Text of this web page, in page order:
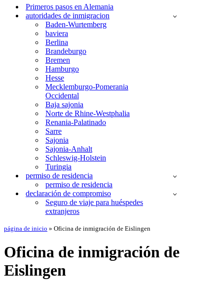
navegaciónPrimeros pasos en Alemania
autoridades de inmigracion
Baden-Wurtemberg
baviera
Berlina
Brandeburgo
Bremen
Hamburgo
Hesse
Mecklemburgo-Pomerania
Occidental
Baja sajonia
Norte de Rhine-Westphalia
Renania-Palatinado
Sarre
Sajonia
Sajonia-Anhalt
Schleswig-Holstein
Turingia
permiso de residencia
permiso de residencia
declaración de compromiso
Seguro de viaje para huéspedes
extranjeros
página de inicio » Oficina de inmigración de Eislingen
Oficina de inmigración de
Eislingen